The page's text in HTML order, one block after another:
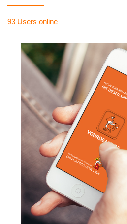
93 Users online